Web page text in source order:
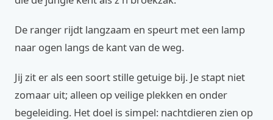
De ranger rijdt langzaam en speurt met een lamp
naar ogen langs de kant van de weg.
Jij zit er als een soort stille getuige bij. Je stapt niet
zomaar uit; alleen op veilige plekken en onder
begeleiding. Het doel is simpel: nachtdieren zien op